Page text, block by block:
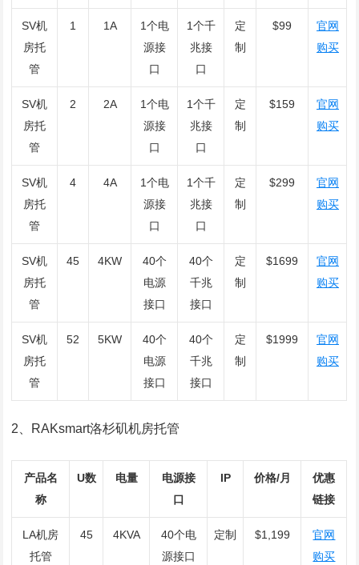
SV机
房托
管
1 1A
1个电
源接
口
1个千
兆接
口
定
制
$99
官网
购买
SV机
房托
管
2 2A
1个电
源接
口
1个千
兆接
口
定
制
$159
官网
购买
SV机
房托
管
4 4A
1个电
源接
口
1个千
兆接
口
定
制
$299
官网
购买
SV机
房托
管
45 4KW
40个
电源
接口
40个
千兆
接口
定
制
$1699
官网
购买
SV机
房托
管
52 5KW
40个
电源
接口
40个
千兆
接口
定
制
$1999
官网
购买
2、RAKsmart洛杉矶机房托管
产品名
称
U数 电量
电源接
口
IP 价格/月
优惠
链接
LA机房
托管
45 4KVA
40个电
源接口
定制 $1,199
官网
购买